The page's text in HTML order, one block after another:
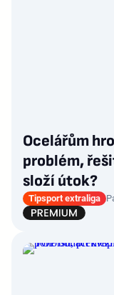
Ocelářům
problém,
složí útok?
Tipsport extraliga